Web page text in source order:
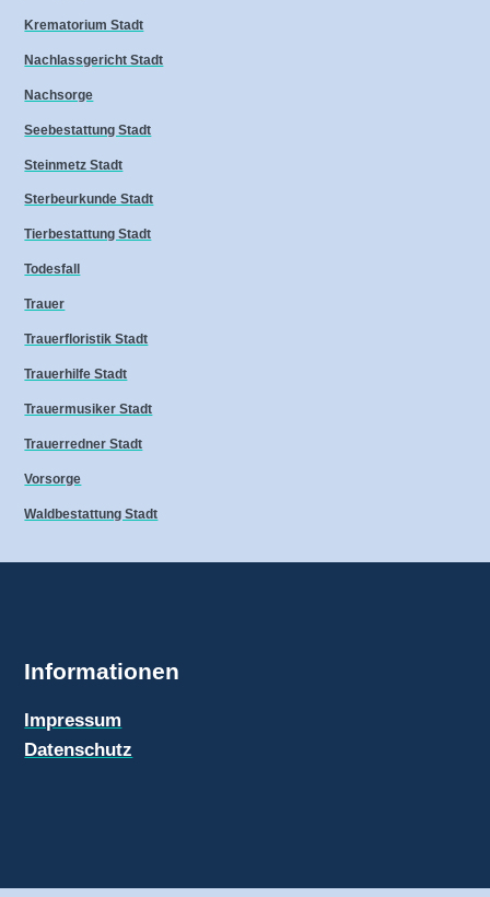
Krematorium Stadt
Nachlassgericht Stadt
Nachsorge
Seebestattung Stadt
Steinmetz Stadt
Sterbeurkunde Stadt
Tierbestattung Stadt
Todesfall
Trauer
Trauerfloristik Stadt
Trauerhilfe Stadt
Trauermusiker Stadt
Trauerredner Stadt
Vorsorge
Waldbestattung Stadt
Informationen
Impressum
Datenschutz